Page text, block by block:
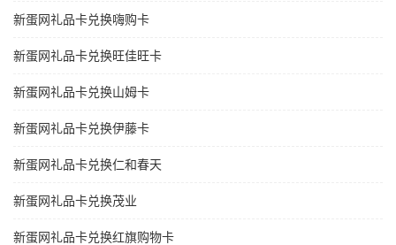
新蛋网礼品卡兑换嗨购卡
新蛋网礼品卡兑换旺佳旺卡
新蛋网礼品卡兑换山姆卡
新蛋网礼品卡兑换伊藤卡
新蛋网礼品卡兑换仁和春天
新蛋网礼品卡兑换茂业
新蛋网礼品卡兑换红旗购物卡